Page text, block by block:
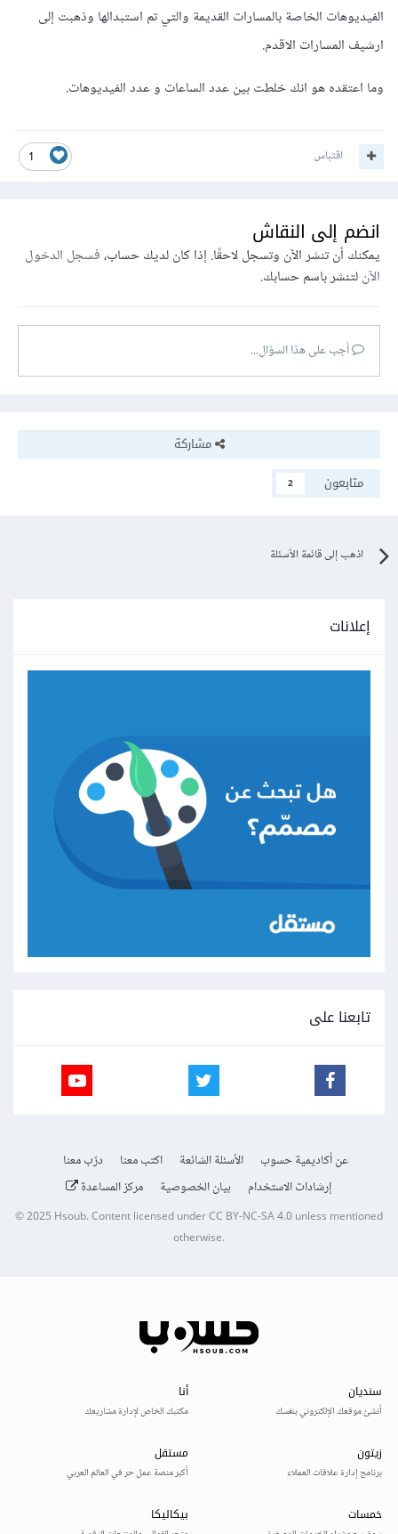
الفيديوهات الخاصة بالمسارات القديمة والتي تم استبدالها وذهبت إلى
ارشيف المسارات الاقدم.
وما اعتقده هو انك خلطت بين عدد الساعات و عدد الفيديوهات.
1 اقتباس
انضم إلى النقاش
يمكنك أن تنشر الآن وتسجل لاحقًا. إذا كان لديك حساب،فسجل الدخول
الآنلتنشر باسم حسابك.
أجب على هذا السؤال...
مشاركة
متابعون
2
اذهب إلى قائمة الأسئلة
إعلانات
تابعنا على
عن أكاديمية حسوب الأسئلة الشائعة اكتب معنا
درّب معنا
إرشادات الاستخدام
بيان الخصوصية مركز المساعدة
© 2025Hsoub.Content licensed underCC BY-NC-SA 4.0unless mentioned
otherwise.